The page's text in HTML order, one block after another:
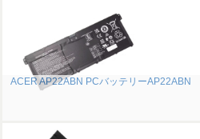
ACER AP22ABN PCバッテリーAP22ABN